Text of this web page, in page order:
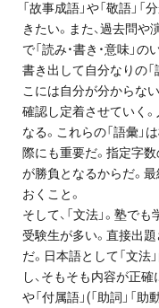
採用情報
プライバシーポリシー
免責事項・著作権等
「故事成語」や「敬語」
きたい。また、過去問
で「読み・書き・意味」
書き出して自分なりの
こには自分が分からな
確認し定着させていく。
なる。これらの「語彙」
際にも重要だ。指定字
が勝負となるからだ。
おくこと。
そして、「文法」。塾で
受験生が多い。直接出題
だ。日本語として「文法
し、そもそも内容が正確
や「付属語」(「助詞」「